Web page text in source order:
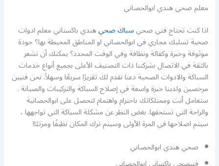
معلم صحي هندي ابوالحصاني
اذا كنت تحتاج فني صحيسباك صحيهندي باكستاني معلم ادوات
صحية تسليك مجاري في ابوالحصاني او المناطق المحيطة بها؟ جودة
موثوقة وخبرة وكفالة ونظافة وفي الوقت المحدد؟ يمكنك أن تشعر
بالثقة في الاتصال بشركتنا ذات التصنيف الأعلى بجميع أنواع خدمات
السباكة والادوات الصحية دعنا نقدم لك تقريرًا سريعًا وسهلاً. نحن فنيين
مرخصين ولدينا خبرة واسعة في إصلاح السباكة والتركيبات والصيانة .
ستعامل أنت وممتلكاتك باحترام واهتمام لتحصل على ابوالحصانية
والراحة التي تستحقها. بغض النظر عن مشكلة السباكة التي تواجهها ،
سيتم اصلاحها في المرة الأولى وسيتم ترك المكان نظيفًا ومرتبًا!
صحي هندي ابوالحصاني